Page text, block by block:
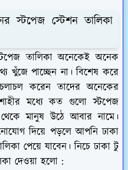
স্টপেজ স্টেশন তালিকা
তালিকা অনেকেই অনেক
খুঁজে পাচ্ছেন না। বিশেষ করে
করেন তাদের অনেকের
মধ্যে কত গুলো স্টপেজ
মানুষ উঠে আবার নামে।
দিয়ে পড়লে আপনি ঢাকা
পেয়ে যাবেন। নিচে ঢাকা টু
দেওয়া হলো :